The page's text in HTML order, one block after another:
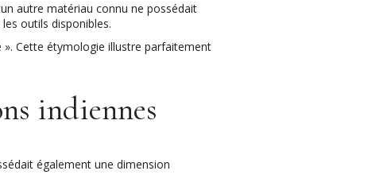
autre matériau connu ne possédait
outils disponibles.
». Cette étymologie illustre parfaitement
indiennes
également une dimension